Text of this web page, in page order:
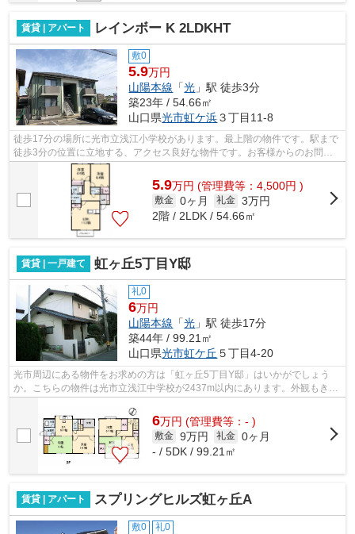
賃貸 | アパート レインボー K 2LDKHT
敷0
5.9万円
山陽本線 「光 」駅 徒歩3分
築23年 / 54.66㎡
山口県光市虹ケ浜３丁目11-8
徒歩17分の場所に光市立浅江小学校があります。最上階の物件です。駅まで
徒歩3分の位置に立地する、アクセス良好な物件です。お客様からのお問い
合わせの多い、敷地内ごみ置き場があり...
5.9万円 (管理費等：4,500円 )
敷金 0ヶ月 礼金 3万円
2階 / 2LDK / 54.66㎡
賃貸 | 一戸建て 虹ヶ丘5丁目Y邸
礼0
6万円
山陽本線 「光 」駅 徒歩17分
築44年 / 99.21㎡
山口県光市虹ケ丘 ５丁目4-20
光市周辺にある物件をお求めの方は「虹ヶ丘5丁目Y邸」はいかがでしょう
か。こちらの物件は光市立浅江中学校が2437m以内にあります。外観もきれ
6万円 (管理費等：- )
敷金 9万円 礼金 0ヶ月
- / 5DK / 99.21㎡
賃貸 | アパート スプリングヒルズ虹ヶ丘A
敷0 礼0